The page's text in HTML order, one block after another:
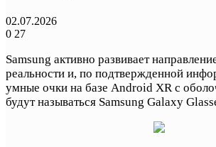
02.07.2026
0 27
Samsung активно развивает
реальности и, по подтвержденной
умные очки на базе Android XR с
будут называться Samsung Galaxy